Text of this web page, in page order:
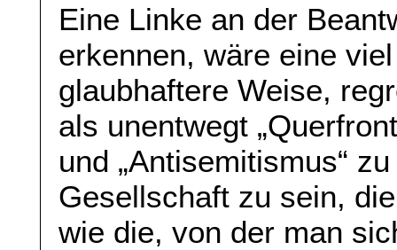
Eine Linke an der
erkennen, wäre eine
glaubhaftere Weise,
als unentwegt
und „Antisemitismus“
Gesellschaft zu sein,
wie die, von der man